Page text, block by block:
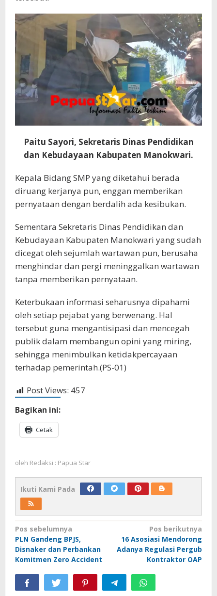
Paitu Sayori, Sekretaris Dinas Pendidikan
dan Kebudayaan Kabupaten Manokwari.
Kepala Bidang SMP yang diketahui berada
diruang kerjanya pun, enggan memberikan
pernyataan dengan berdalih ada kesibukan.
Sementara Sekretaris Dinas Pendidikan dan
Kebudayaan Kabupaten Manokwari yang sudah
dicegat oleh sejumlah wartawan pun, berusaha
menghindar dan pergi meninggalkan wartawan
tanpa memberikan pernyataan.
Keterbukaan informasi seharusnya dipahami
oleh setiap pejabat yang berwenang. Hal
tersebut guna mengantisipasi dan mencegah
publik dalam membangun opini yang miring,
sehingga menimbulkan ketidakpercayaan
terhadap pemerintah.(PS-01)
Post Views: 457
Bagikan ini:
Cetak
oleh Redaksi : Papua Star
Ikuti Kami Pada
Navigasi
pos
Pos sebelumnya
PLN Gandeng BPJS,
Disnaker dan Perbankan
Komitmen Zero Accident
Pos berikutnya
16 Asosiasi Mendorong
Adanya Regulasi Pergub
Kontraktor OAP